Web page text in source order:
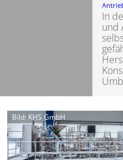
In
und
Bild: KHS GmbH